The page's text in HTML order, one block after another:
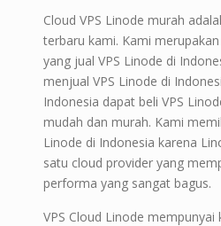
Cloud VPS Linode murah
terbaru kami. Kami
yang jual VPS Linode di
menjual VPS Linode di
Indonesia dapat beli VPS
mudah dan murah. Kami
Linode di Indonesia karena
satu cloud provider yang
performa yang sangat bagus.
VPS Cloud Linode